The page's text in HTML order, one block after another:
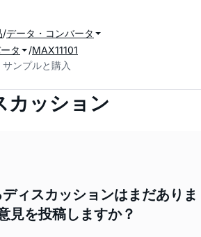
データ・コンバータ
タ
MAX11101
サンプルと購入
カッション
ディスカッションはまだありま
見を投稿しますか？